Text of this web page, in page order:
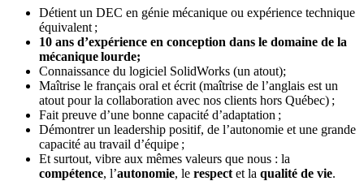
Détient un DEC en génie mécanique ou expérience technique
équivalent ;
10 ans d’expérience en conception dans le domaine de la
mécanique lourde;
Connaissance du logiciel SolidWorks (un atout);
Maîtrise le français oral et écrit (maîtrise de l’anglais est un
atout pour la collaboration avec nos clients hors Québec) ;
Fait preuve d’une bonne capacité d’adaptation ;
Démontrer un leadership positif, de l’autonomie et une grande
capacité au travail d’équipe ;
Et surtout, vibre aux mêmes valeurs que nous : la
compétence, l’autonomie, le respect et la qualité de vie.